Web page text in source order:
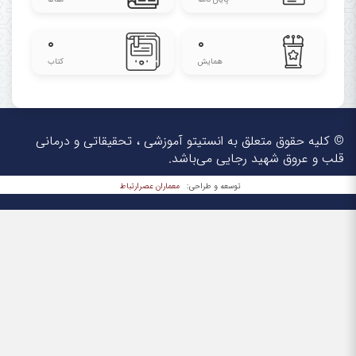
۰
همایش
۰
کتاب
© کلیه حقوق متعلق به انستیتو آموزشی ، تحقیقاتی و درمانی
قلب و عروق شهید رجایی می‌باشد.
توسعه و طراحی: معماران عصر‌ارتباط